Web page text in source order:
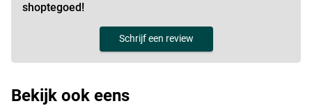
shoptegoed!
Schrijf een review
Bekijk ook eens